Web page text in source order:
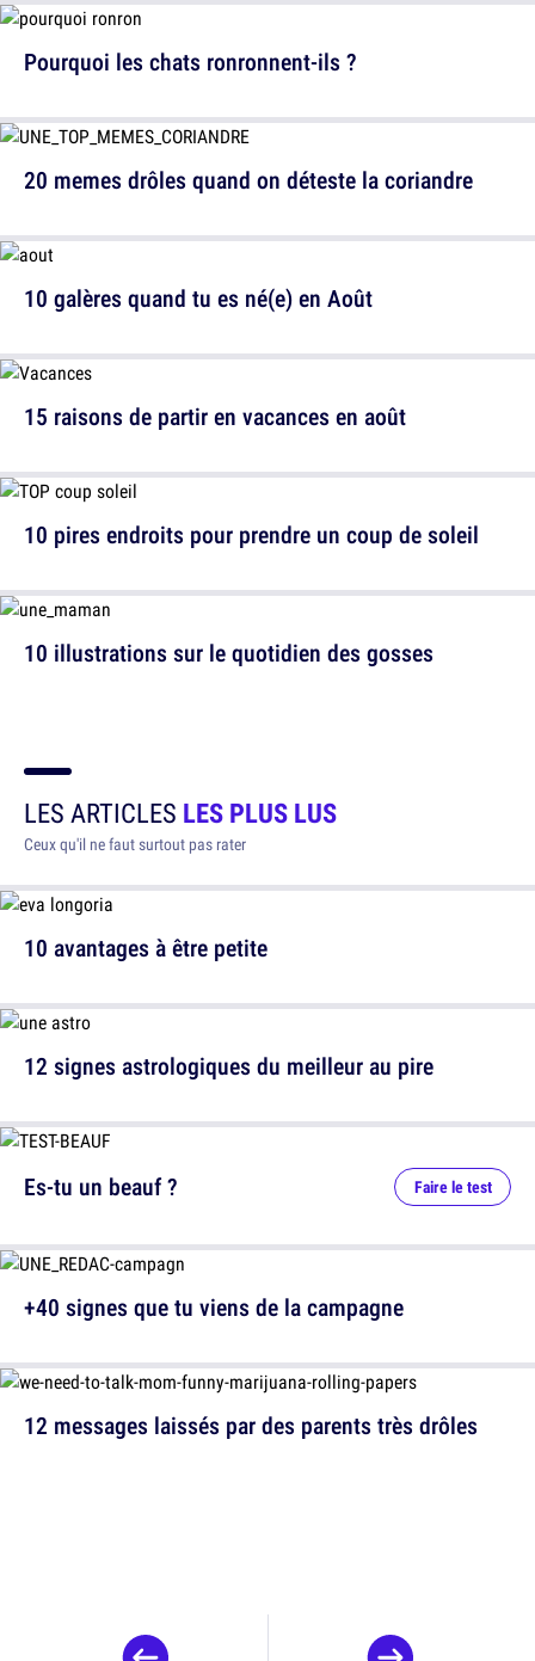
Pourquoi les chats ronronnent-ils ?
10 galères quand tu es né(e) en Août
10 pires endroits pour prendre un coup de soleil
20 memes drôles quand on déteste la coriandre
15 raisons de partir en vacances en août
10 illustrations sur le quotidien des gosses
LES ARTICLES LES PLUS LUS
Ceux qu'il ne faut surtout pas rater
10 avantages à être petite
12 signes astrologiques du meilleur au pire
12 messages laissés par des parents très drôles
Es-tu un beauf ? Faire le test
+40 signes que tu viens de la campagne